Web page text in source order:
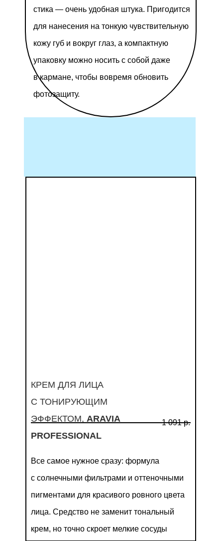
стика — очень удобная штука. Пригодится
для нанесения на тонкую чувствительную
кожу губ и вокруг глаз, а компактную
упаковку можно носить с собой даже
в кармане, чтобы вовремя обновить
фотозащиту.
КРЕМ ДЛЯ ЛИЦА
С ТОНИРУЮЩИМ
ЭФФЕКТОМ, ARAVIA
PROFESSIONAL
1 091 р.
Все самое нужное сразу: формула
с солнечными фильтрами и оттеночными
пигментами для красивого ровного цвета
лица. Средство не заменит тональный
крем, но точно скроет мелкие сосуды